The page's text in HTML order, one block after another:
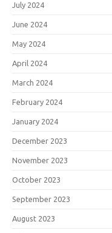
July 2024
June 2024
May 2024
April 2024
March 2024
February 2024
January 2024
December 2023
November 2023
October 2023
September 2023
August 2023